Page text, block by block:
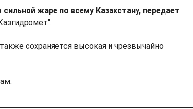
жаре по всему Казахстану, передает
сохраняется высокая и чрезвычайно